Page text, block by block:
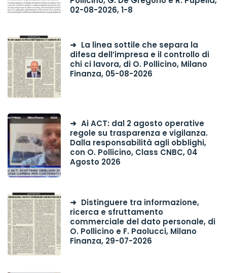
02-08-2026, 1-8
La linea sottile che separa la
difesa dell’impresa e il controllo di
chi ci lavora, di O. Pollicino, Milano
Finanza, 05-08-2026
Ai ACT: dal 2 agosto operative
regole su trasparenza e vigilanza.
Dalla responsabilità agli obblighi,
con O. Pollicino, Class CNBC, 04
Agosto 2026
Distinguere tra informazione,
ricerca e sfruttamento
commerciale del dato personale, di
O. Pollicino e F. Paolucci, Milano
Finanza, 29-07-2026